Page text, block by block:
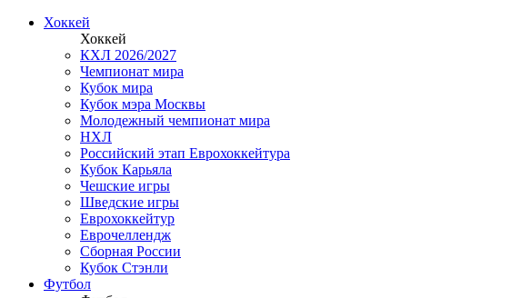
Хоккей
Хоккей
КХЛ 2026/2027
Чемпионат мира
Кубок мира
Кубок мэра Москвы
Молодежный чемпионат мира
НХЛ
Российский этап Еврохоккейтура
Кубок Карьяла
Чешские игры
Шведские игры
Еврохоккейтур
Еврочеллендж
Сборная России
Кубок Стэнли
Футбол